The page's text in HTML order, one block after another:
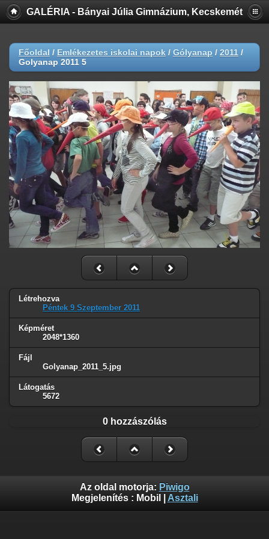
GALÉRIA - Bányai Júlia Gimnázium, Kecskemét
Főoldal / Emlékezetes iskolai napok / Gólyanap / 2011 /
Golyanap 2011 5
Létrehozva
Péntek 9 Szeptember 2011
Képméret
2048*1360
Fájl
Golyanap_2011_5.jpg
Látogatás
5672
0 hozzászólás
Az oldal motorja: Piwigo
Megjelenítés : Mobil Asztali